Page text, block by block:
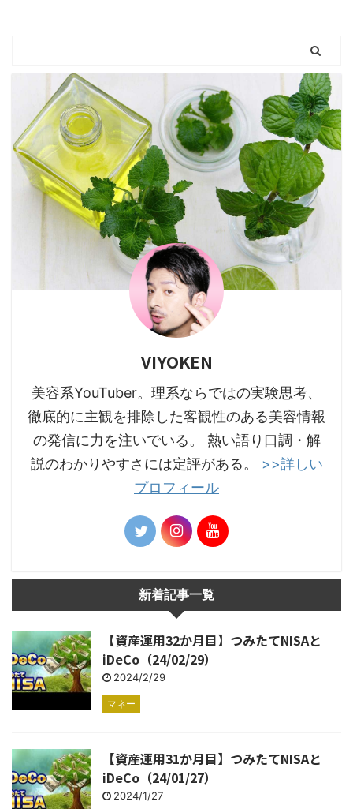
です。 ブログ投稿に時間
をかけるとYouTubeにか
ける時間が相対的に減
る！だからブログをいっ
たんお休み！ってことで
すね。 いやいや
YouTube投稿できてない
しｗ ・・・頑張ります
さて、集中 ...
VIYOKEN
美容系YouTuber。理系ならではの実験思考、
徹底的に主観を排除した客観性のある美容情報
の発信に力を注いでいる。 熱い語り口調・解
説のわかりやすさには定評がある。 >>詳しい
プロフィール
新着記事一覧
【資産運用32か月目】つみたてNISAと
iDeCo（24/02/29）
2024/2/29
マネー
【資産運用31か月目】つみたてNISAと
iDeCo（24/01/27）
2024/1/27